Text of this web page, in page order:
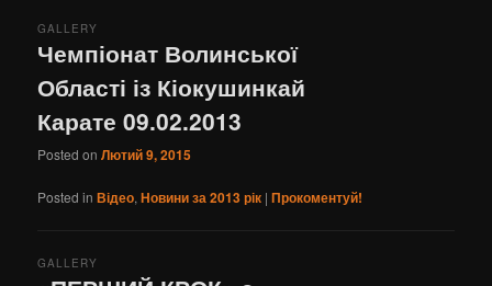
Чемпіонат Волинської
Області із Кіокушинкай
Карате 09.02.2013
GALLERY
Posted onЛютий 9, 2015
Posted in Відео,Новини за 2013 рік |Прокоментуй!
GALLERY